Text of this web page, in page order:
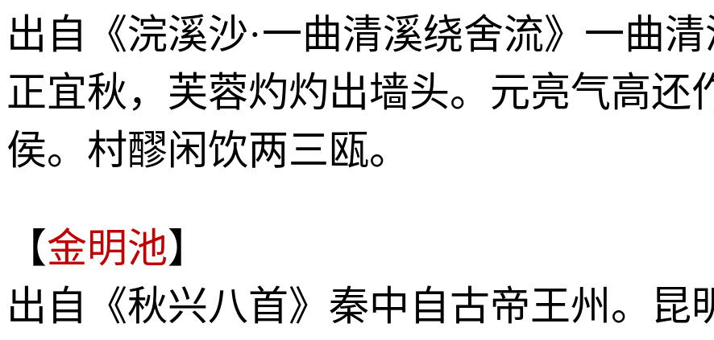
出自《浣溪沙·一曲清溪绕舍流》一曲
正宜秋，芙蓉灼灼出墙头。元亮气高还
侯。村醪闲饮两三瓯。
【金明池】
出自《秋兴八首》秦中自古帝王州。昆